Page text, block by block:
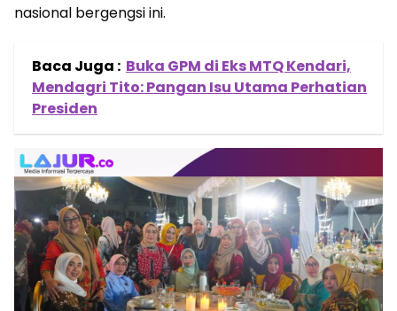
nasional bergengsi ini.
Baca Juga : Buka GPM di Eks MTQ Kendari,
Mendagri Tito: Pangan Isu Utama Perhatian
Presiden